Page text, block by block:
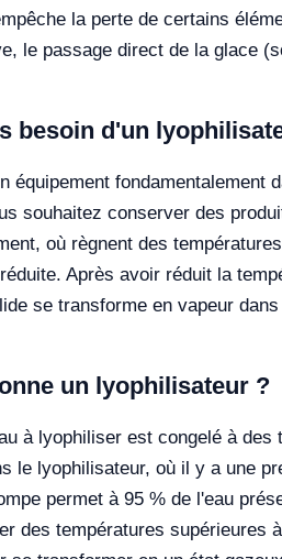
la perte de certains
le passage direct de la glace
besoin d'un
équipement fondamentalement
souhaitez conserver des
où règnent des
Après avoir réduit la
se transforme en vapeur
un lyophilisateur ?
à lyophiliser est congelé à
le lyophilisateur, où il y a une
permet à 95 % de l'eau
des températures supérieures